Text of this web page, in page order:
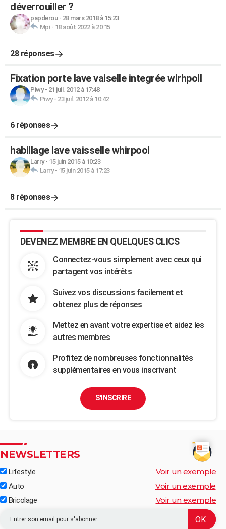
déverrouiller ?
papderou- 28 mars 2018 à 15:23
Mpi- 18 août 2022 à 20:15
28 réponses
Fixation porte lave vaiselle integrée wirhpoll
Piwy- 21 juil. 2012 à 17:48
Piwy- 23 juil. 2012 à 10:42
6 réponses
habillage lave vaisselle whirpool
Larry- 15 juin 2015 à 10:23
Larry- 15 juin 2015 à 17:23
8 réponses
DEVENEZ MEMBRE EN QUELQUES CLICS
Connectez-vous simplement avec ceux qui
partagent vos intérêts
Suivez vos discussions facilement et
obtenez plus de réponses
Mettez en avant votre expertise et aidez les
autres membres
Profitez de nombreuses fonctionnalités
supplémentaires en vous inscrivant
S'INSCRIRE
NEWSLETTERS
Lifestyle Voir un exemple
Auto Voir un exemple
Bricolage Voir un exemple